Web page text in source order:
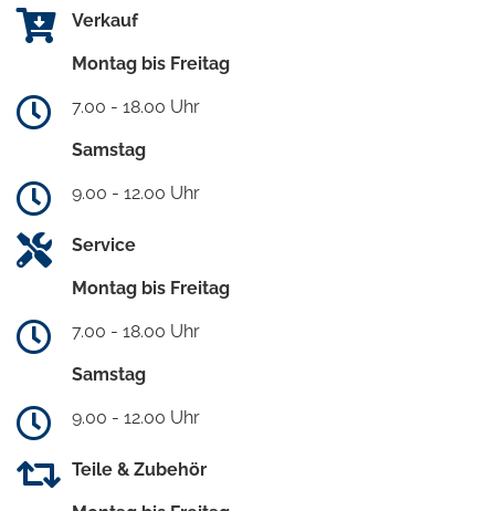
Verkauf
Montag bis Freitag
7.00 - 18.00 Uhr
Samstag
9.00 - 12.00 Uhr
Service
Montag bis Freitag
7.00 - 18.00 Uhr
Samstag
9.00 - 12.00 Uhr
Teile & Zubehör